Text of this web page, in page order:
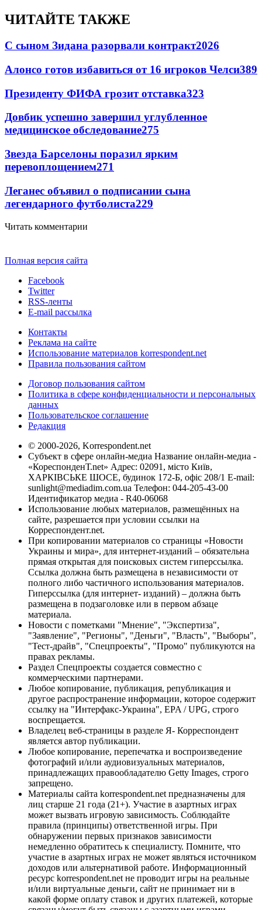
ЧИТАЙТЕ ТАКЖЕ
С сыном Зидана разорвали контракт2026
Алонсо готов избавиться от 16 игроков Челси389
Президенту ФИФА грозит отставка323
Довбик успешно завершил углубленное
медицинское обследование275
Звезда Барселоны поразил ярким
перевоплощением271
Леганес объявил о подписании сына
легендарного футболиста229
Читать комментарии
Полная версия сайта
Facebook
Twitter
RSS-ленты
E-mail рассылка
Контакты
Реклама на сайте
Использование материалов korrespondent.net
Правила пользования сайтом
Договор пользования сайтом
Политика в сфере конфиденциальности и персональных
данных
Пользовательское соглашение
Редакция
© 2000-2026, Korrespondent.net
Субъект в сфере онлайн-медиа Название онлайн-медиа -
«КореспонденТ.net» Адрес: 02091, місто Київ,
ХАРКІВСЬКЕ ШОСЕ, будинок 172-Б, офіс 208/1 E-mail:
sunlight@mediadim.com.ua Телефон: 044-205-43-00
Идентификатор медиа - R40-06068
Использование любых материалов, размещённых на
сайте, разрешается при условии ссылки на
Корреспондент.net.
При копировании материалов со страницы «Новости
Украины и мира», для интернет-изданий – обязательна
прямая открытая для поисковых систем гиперссылка.
Ссылка должна быть размещена в независимости от
полного либо частичного использования материалов.
Гиперссылка (для интернет- изданий) – должна быть
размещена в подзаголовке или в первом абзаце
материала.
Новости с пометками "Мнение", "Экспертиза",
"Заявление", "Регионы", "Деньги", "Власть", "Выборы",
"Тест-драйв", "Спецпроекты", "Промо" публикуются на
правах рекламы.
Раздел Спецпроекты создается совместно с
коммерческими партнерами.
Любое копирование, публикация, републикация и
другое распространение информации, которое содержит
ссылку на "Интерфакс-Украина", EPA / UPG, строго
воспрещается.
Владелец веб-страницы в разделе Я- Корреспондент
является автор публикации.
Любое копирование, перепечатка и воспроизведение
фотографий и/или аудиовизуальных материалов,
принадлежащих правообладателю Getty Images, строго
запрещено.
Материалы сайта korrespondent.net предназначены для
лиц старше 21 года (21+). Участие в азартных играх
может вызвать игровую зависимость. Соблюдайте
правила (принципы) ответственной игры. При
обнаружении первых признаков зависимости
немедленно обратитесь к специалисту. Помните, что
участие в азартных играх не может являться источником
доходов или альтернативой работе. Информационный
ресурс korrespondent.net не проводит игры на реальные
и/или виртуальные деньги, сайт не принимает ни в
какой форме оплату ставок и других платежей, которые